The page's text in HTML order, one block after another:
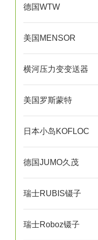
德国WTW
美国MENSOR
横河压力变变送器
美国罗斯蒙特
日本小岛KOFLOC
德国JUMO久茂
瑞士RUBIS镊子
瑞士Roboz镊子